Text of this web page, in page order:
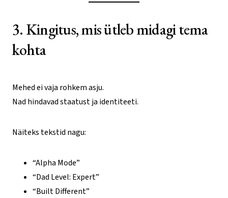
3. Kingitus, mis ütleb midagi tema
kohta
Mehed ei vaja rohkem asju.
Nad hindavad staatust ja identiteeti.
Näiteks tekstid nagu:
“Alpha Mode”
“Dad Level: Expert”
“Built Different”